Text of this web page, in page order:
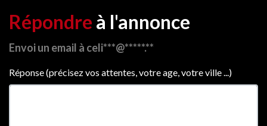
Répondre à l'annonce
Envoi un email à celi***@*****.**
Réponse (précisez vos attentes, votre age, votre ville ...)